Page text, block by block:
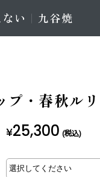
プ・春秋ル
¥25,300 (税込)